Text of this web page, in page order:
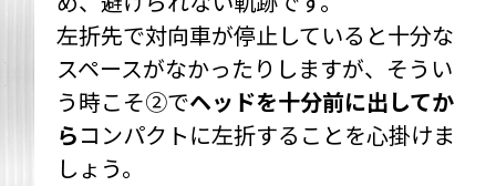
左折先で対向車が停止していると十分な
スペースがなかったりしますが、そうい
う時こそ②でヘッドを十分前に出してか
らコンパクトに左折することを心掛けま
しょう。